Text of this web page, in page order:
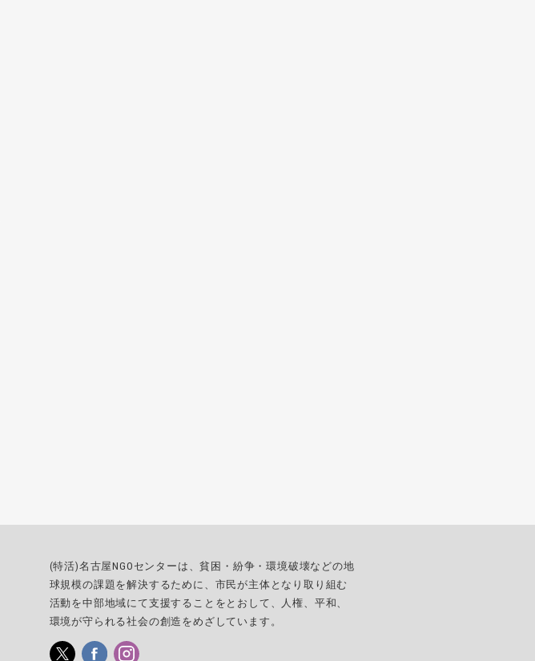
(特活)名古屋NGOセンターは、貧困・紛争・環境破壊などの地
球規模の課題を解決するために、市民が主体となり取り組む
活動を中部地域にて支援することをとおして、人権、平和、
環境が守られる社会の創造をめざしています。